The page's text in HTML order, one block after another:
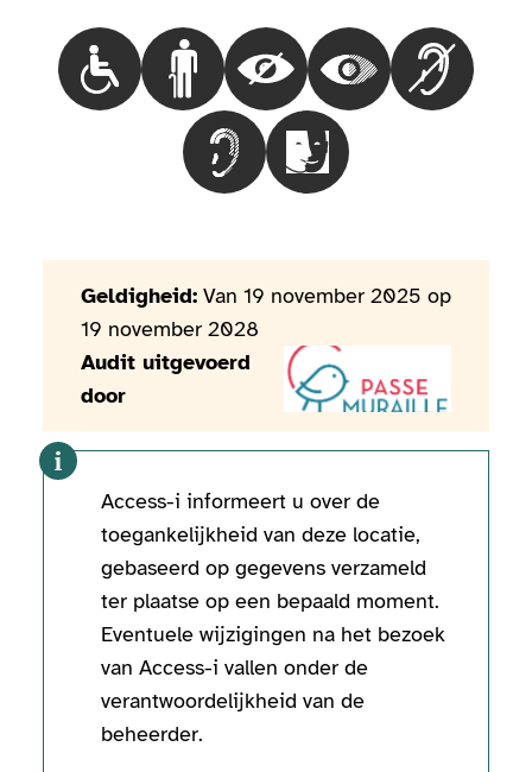
Choisir le besoinMensen in een rolstoel
Choisir le besoinMensen met
Choisir le besoinBlinde mensen
Choisir le Choisir le
Choisir le besoinMensen met een
Choisir le besoinMensen
Geldigheid: Van 19 november 2025 op
19 november 2028
Audit uitgevoerd
door
Access-i informeert u over de
toegankelijkheid van deze locatie,
gebaseerd op gegevens verzameld
ter plaatse op een bepaald moment.
Eventuele wijzigingen na het bezoek
van Access-i vallen onder de
verantwoordelijkheid van de
beheerder.